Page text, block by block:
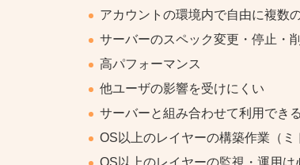
アカウントの環境内で自由に複数
サーバーのスペック変更・停止・
高パフォーマンス
他ユーザの影響を受けにくい
サーバーと組み合わせて利用でき
OS以上のレイヤーの構築作業（